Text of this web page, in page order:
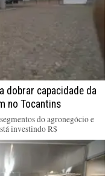
dobrar capacidade da
no Tocantins
do agronegócio e
investindo R$